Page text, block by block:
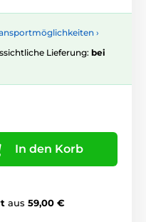
›
Lieferung: bei
In den Korb
aus 59,00 €